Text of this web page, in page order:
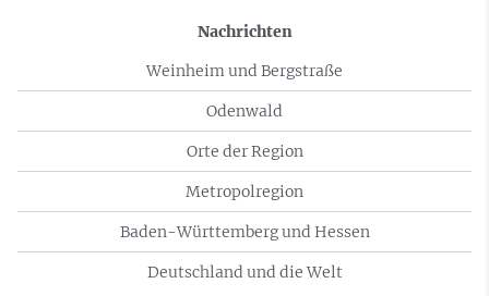
Nachrichten
Weinheim und Bergstraße
Odenwald
Orte der Region
Metropolregion
Baden-Württemberg und Hessen
Deutschland und die Welt